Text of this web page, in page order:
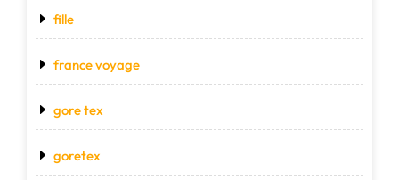
fille
france voyage
gore tex
goretex